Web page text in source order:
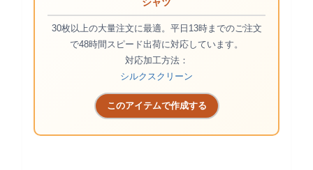
30枚以上の大量注文に最適。平日13時までのご注文
で48時間スピード出荷に対応しています。
対応加工方法：
シルクスクリーン
このアイテムで作成する